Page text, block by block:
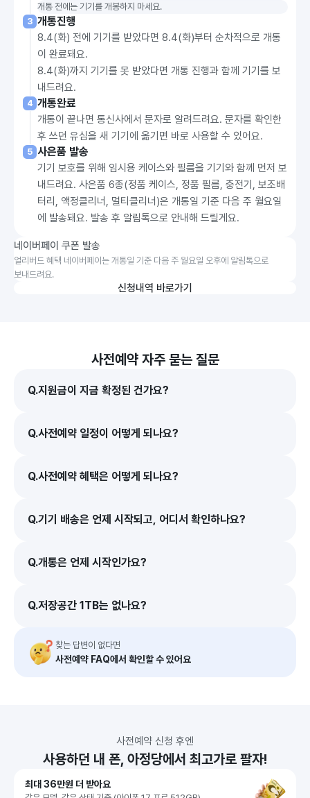
개통 전에는 기기를 개봉하지 마세요.
3 개통진행
8.4(화) 전에 기기를 받았다면 8.4(화)부터 순차적으로 개통
이 완료돼요.
8.4(화)까지 기기를 못 받았다면 개통 진행과 함께 기기를 보
내드려요.
4 개통완료
개통이 끝나면 통신사에서 문자로 알려드려요. 문자를 확인한
후 쓰던 유심을 새 기기에 옮기면 바로 사용할 수 있어요.
5 사은품 발송
기기 보호를 위해 임시용 케이스와 필름을 기기와 함께 먼저 보
내드려요. 사은품 6종(정품 케이스, 정품 필름, 충전기, 보조배
터리, 액정클리너, 멀티클리너)은 개통일 기준 다음 주 월요일
에 발송돼요. 발송 후 알림톡으로 안내해 드릴게요.
네이버페이 쿠폰 발송
얼리버드 혜택 네이버페이는 개통일 기준 다음 주 월요일 오후에 알림톡으로
보내드려요.
신청내역 바로가기
사전예약 자주 묻는 질문
Q.지원금이 지금 확정된 건가요?
Q.사전예약 일정이 어떻게 되나요?
Q.사전예약 혜택은 어떻게 되나요?
Q.기기 배송은 언제 시작되고, 어디서 확인하나요?
Q.개통은 언제 시작인가요?
Q.저장공간 1TB는 없나요?
찾는 답변이 없다면
사전예약 FAQ에서 확인할 수 있어요
사전예약 신청 후엔
사용하던 내 폰, 아정당에서 최고가로 팔자!
최대 36만원 더 받아요